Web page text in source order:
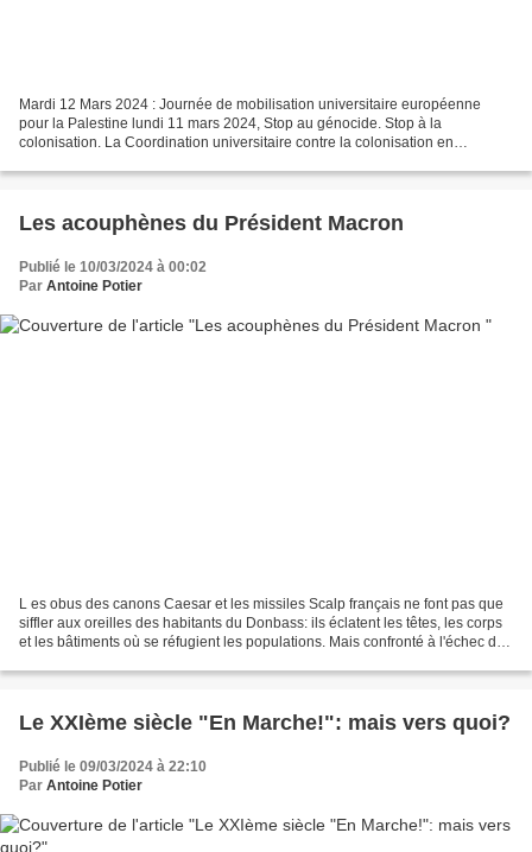
Mardi 12 Mars 2024 : Journée de mobilisation universitaire européenne
pour la Palestine lundi 11 mars 2024, Stop au génocide. Stop à la
colonisation. La Coordination universitaire contre la colonisation en
Les acouphènes du Président Macron
Publié le 10/03/2024 à 00:02
Par Antoine Potier
L es obus des canons Caesar et les missiles Scalp français ne font pas que
siffler aux oreilles des habitants du Donbass: ils éclatent les têtes, les corps
et les bâtiments où se réfugient les populations. Mais confronté à l'échec de
Le XXIème siècle "En Marche!": mais vers quoi?
Publié le 09/03/2024 à 22:10
Par Antoine Potier